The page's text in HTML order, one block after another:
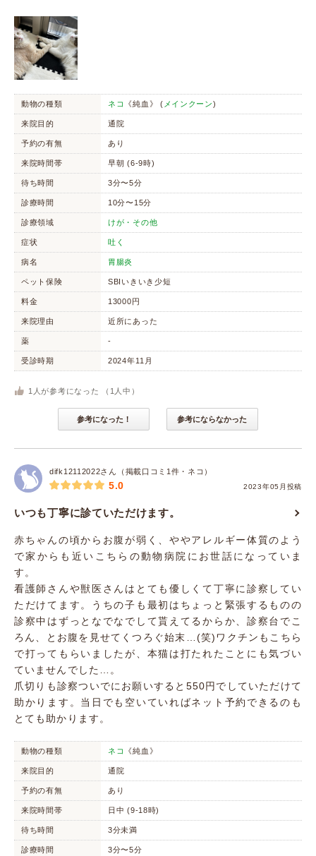
動物の種類 ネコ 《純血》 ( メインクーン)
来院目的 通院
予約の有無 あり
来院時間帯 早朝 (6-9時)
待ち時間 3分〜5分
診療時間 10分〜15分
診療領域 けが・その他
症状 吐く
病名 胃腸炎
ペット保険 SBIいきいき少短
料金 13000円
来院理由 近所にあった
薬 -
受診時期 2024年11月
1 人が参考になった （ 1 人中）
参考になった！ 参考にならなかった
difk12112022さん（掲載口コミ1件・ネコ）
2023年05月投稿
5.0
いつも丁寧に診ていただけます。
赤ちゃんの頃からお腹が弱く、ややアレルギー体質のよう
で家からも近いこちらの動物病院にお世話になっていま
す。
看護師さんや獣医さんはとても優しくて丁寧に診察してい
ただけてます。うちの子も最初はちょっと緊張するものの
診察中はずっとなでなでして貰えてるからか、診察台でこ
ろん、とお腹を見せてくつろぐ始末…(笑)ワクチンもこちら
で打ってもらいましたが、本猫は打たれたことにも気づい
ていませんでした…。
爪切りも診察ついでにお願いすると550円でしていただけて
助かります。当日でも空いていればネット予約できるのも
とても助かります。
動物の種類 ネコ 《純血》
来院目的 通院
予約の有無 あり
来院時間帯 日中 (9-18時)
待ち時間 3分未満
診療時間 3分〜5分